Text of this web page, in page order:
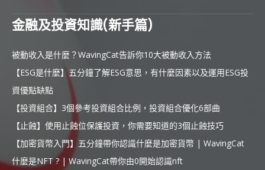
金融及投資知識(新手篇)
被動收入是什麼？WavingCat告訴你10大被動收入方法
【ESG是什麼】五分鐘了解ESG意思，有什麼因素以及運用ESG投
資優點缺點
【投資組合】3個參考投資組合比例，投資組合優化6部曲
【止蝕】使用止蝕位保護投資，你需要知道的3個止蝕技巧
【加密貨幣入門】五分鐘帶你認識什麼是加密貨幣 | WavingCat
什麼是NFT ? | WavingCat帶你由0開始認識nft